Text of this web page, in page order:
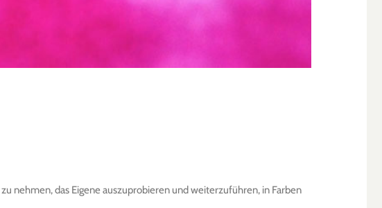
nehmen, das Eigene auszuprobieren und weiterzuführen, in Farben